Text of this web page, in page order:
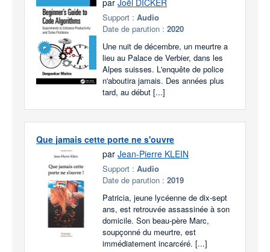
par Joël DICKER
Support : Audio
Date de parution : 2020
Une nuit de décembre, un meurtre a
lieu au Palace de Verbier, dans les
Alpes suisses. L'enquête de police
n'aboutira jamais. Des années plus
tard, au début [...]
Que jamais cette porte ne s'ouvre
par Jean-Pierre KLEIN
Support : Audio
Date de parution : 2019
Patricia, jeune lycéenne de dix-sept
ans, est retrouvée assassinée à son
domicile. Son beau-père Marc,
soupçonné du meurtre, est
immédiatement incarcéré. [...]